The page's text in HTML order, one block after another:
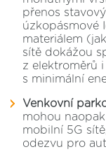
přenos
úzkopásmové
materiálem
sítě dokážou
z elektroměrů
s minimální
Venkovní
mohou
mobilní 5G
odezvu pro